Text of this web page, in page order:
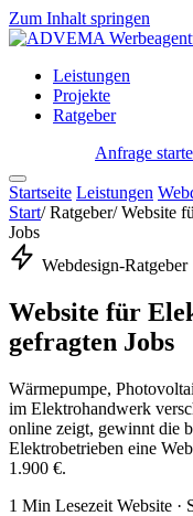
Zum Inhalt springen
Leistungen
Projekte
Ratgeber
Anfrage
Startseite Leistungen
Start/ Ratgeber/ Website
Jobs
Webdesign-Ratgeber
Website für
gefragten Jobs
Wärmepumpe,
im Elektrohandwerk
online zeigt, gewinnt die
Elektrobetrieben eine
1.900 €.
1 Min Lesezeit Website ·